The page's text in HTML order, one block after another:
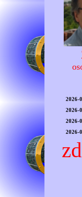
2026-
2026-
2026-
2026-